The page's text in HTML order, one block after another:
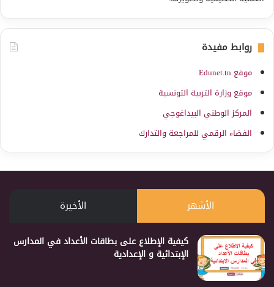
روابط مفيدة
موقع Edunet.tn
موقع وزارة التربية التونسية
المركز الوطني البيداغوجي
الفضاء الرقمي للمراجعة والتدارك
الأشهر الأخيرة
كيفية الإطلاع على بطاقات الأعداد في المدارس
الإبتدائية و الإعدادية